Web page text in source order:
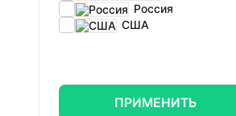
Россия
США
ПРИМЕНИТЬ